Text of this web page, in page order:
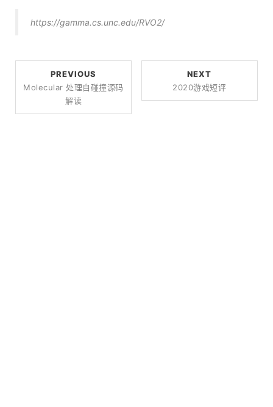
https://gamma.cs.unc.edu/RVO2/
PREVIOUS
Molecular 处理自碰撞源码
解读
NEXT
2020游戏短评